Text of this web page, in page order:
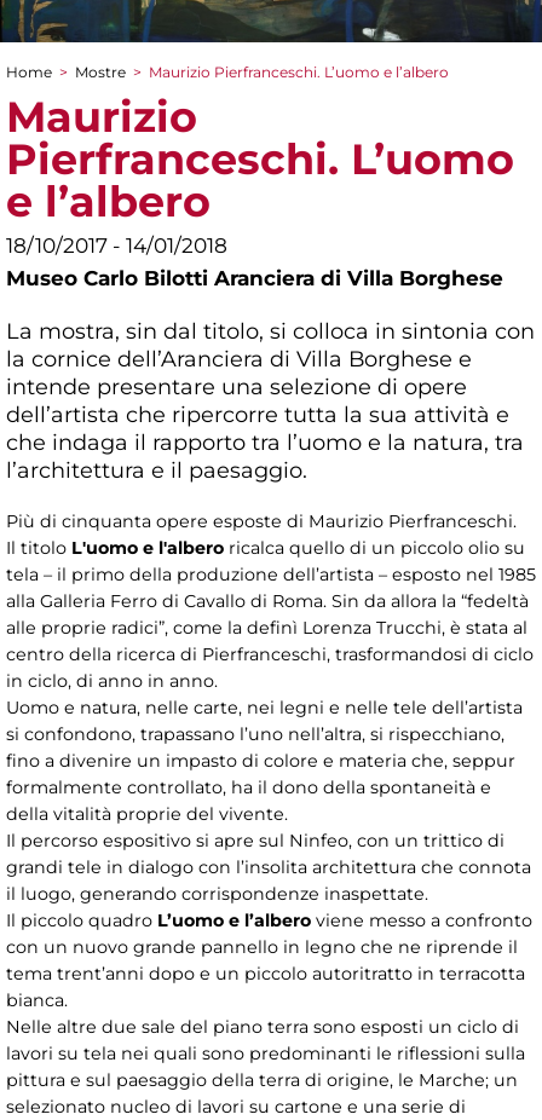
Tu sei qui
Home > Mostre > Maurizio Pierfranceschi. L’uomo e l’albero
Maurizio
Pierfranceschi. L’uomo
e l’albero
18/10/2017 - 14/01/2018
Museo Carlo Bilotti Aranciera di Villa Borghese
La mostra, sin dal titolo, si colloca in sintonia con
la cornice dell’Aranciera di Villa Borghese e
intende presentare una selezione di opere
dell’artista che ripercorre tutta la sua attività e
che indaga il rapporto tra l’uomo e la natura, tra
l’architettura e il paesaggio.
Più di cinquanta opere esposte di Maurizio Pierfranceschi.
Il titolo L'uomo e l'albero ricalca quello di un piccolo olio su
tela – il primo della produzione dell’artista – esposto nel 1985
alla Galleria Ferro di Cavallo di Roma. Sin da allora la “fedeltà
alle proprie radici”, come la definì Lorenza Trucchi, è stata al
centro della ricerca di Pierfranceschi, trasformandosi di ciclo
in ciclo, di anno in anno.
Uomo e natura, nelle carte, nei legni e nelle tele dell’artista
si confondono, trapassano l’uno nell’altra, si rispecchiano,
fino a divenire un impasto di colore e materia che, seppur
formalmente controllato, ha il dono della spontaneità e
della vitalità proprie del vivente.
Il percorso espositivo si apre sul Ninfeo, con un trittico di
grandi tele in dialogo con l’insolita architettura che connota
il luogo, generando corrispondenze inaspettate.
Il piccolo quadro L’uomo e l’albero viene messo a confronto
con un nuovo grande pannello in legno che ne riprende il
tema trent’anni dopo e un piccolo autoritratto in terracotta
bianca.
Nelle altre due sale del piano terra sono esposti un ciclo di
lavori su tela nei quali sono predominanti le riflessioni sulla
pittura e sul paesaggio della terra di origine, le Marche; un
selezionato nucleo di lavori su cartone e una serie di